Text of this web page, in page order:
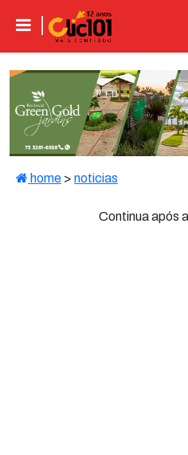
home > noticias
Continua após